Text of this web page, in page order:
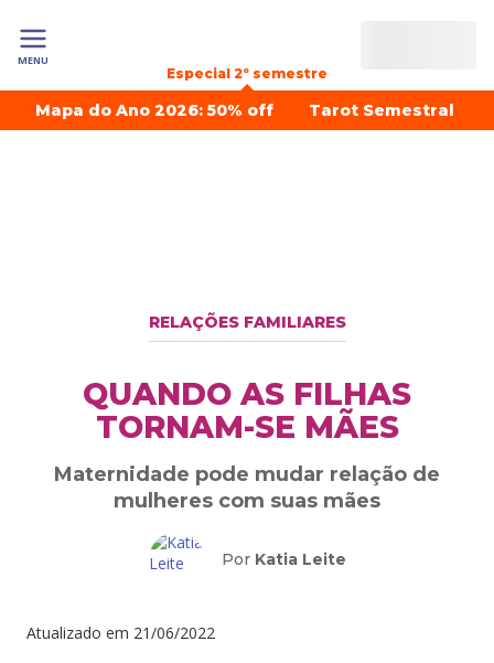
MENU
Especial 2º semestre
Mapa do Ano 2026: 50% off Tarot Semestral
RELAÇÕES FAMILIARES
QUANDO AS FILHAS
TORNAM-SE MÃES
Maternidade pode mudar relação de
mulheres com suas mães
Por Katia Leite
Atualizado em 21/06/2022